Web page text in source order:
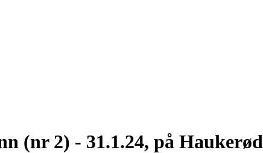
(nr 2) - 31.1.24, på Haukerød